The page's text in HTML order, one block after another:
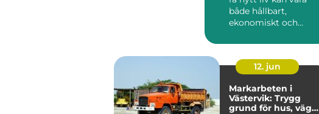
både hållbart,
ekonomiskt och
värdefullt. ...
12. jun
Markarbeten i
Västervik: Trygg
grund för hus, vägar